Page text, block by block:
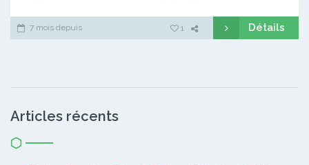
7 mois depuis 1 Détails
Articles récents